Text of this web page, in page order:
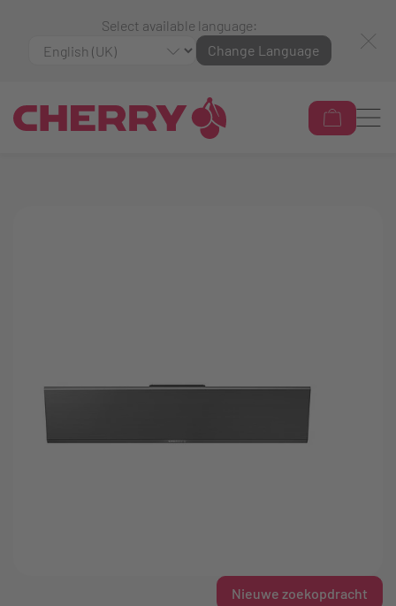
Select available language:
Change Language
Nieuwe zoekopdracht